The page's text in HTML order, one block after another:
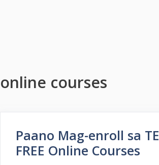
online courses
Paano Mag-enroll sa
FREE Online Courses